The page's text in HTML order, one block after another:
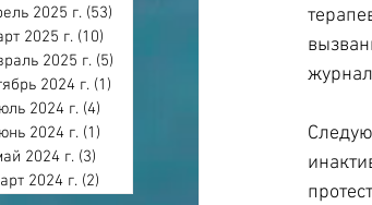
2025 г. (53)
2025 г. (10)
2025 г. (5)
2024 г. (1)
2024 г. (4)
2024 г. (1)
2024 г. (3)
2024 г. (2)